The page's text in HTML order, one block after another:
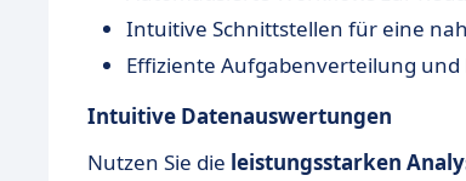
Intuitive Schnittstellen für eine
Effiziente Aufgabenverteilung
Intuitive Datenauswertungen
Nutzen Sie die leistungsstarken